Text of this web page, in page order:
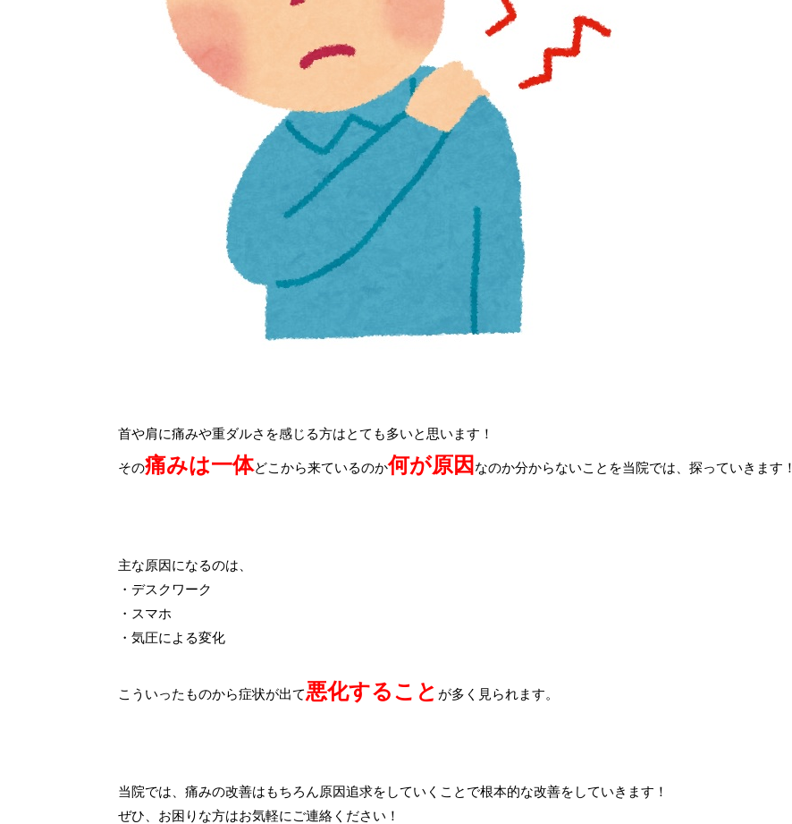
首や肩に痛みや重ダルさを感じる方はとても多いと思います！
その痛みは一体どこから来ているのか何が原因 なのか分からないことを当院では、探っていきます！
主な原因になるのは、
・デスクワーク
・スマホ
・気圧による変化
こういったものから症状が出て悪化すること が多く見られます。
当院では、痛みの改善はもちろん原因追求をしていくことで根本的な改善をしていきます！
ぜひ、お困りな方はお気軽にご連絡ください！